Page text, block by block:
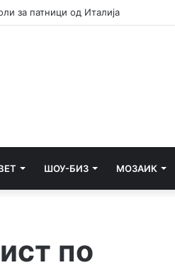
на граничните контроли
ШОУ-БИЗ МОЗАИК
по